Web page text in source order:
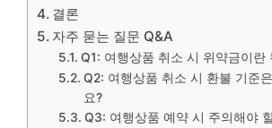
결론
자주 묻는 질문 Q&A
Q1: 여행상품 취소 시 위약금이란
Q2: 여행상품 취소 시 환불 기준
요?
Q3: 여행상품 예약 시 주의해야